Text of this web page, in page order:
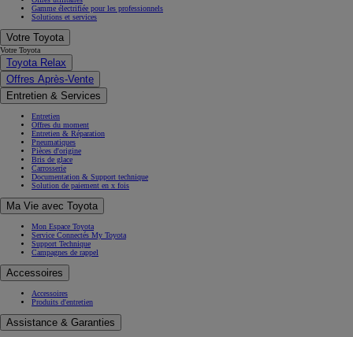
Gamme électrifiée pour les professionnels
Solutions et services
Votre Toyota
Votre Toyota
Toyota Relax
Offres Après-Vente
Entretien & Services
Entretien
Offres du moment
Entretien & Réparation
Pneumatiques
Pièces d'origine
Bris de glace
Carrosserie
Documentation & Support technique
Solution de paiement en x fois
Ma Vie avec Toyota
Mon Espace Toyota
Service Connectés My Toyota
Support Technique
Campagnes de rappel
Accessoires
Accessoires
Produits d'entretien
Assistance & Garanties